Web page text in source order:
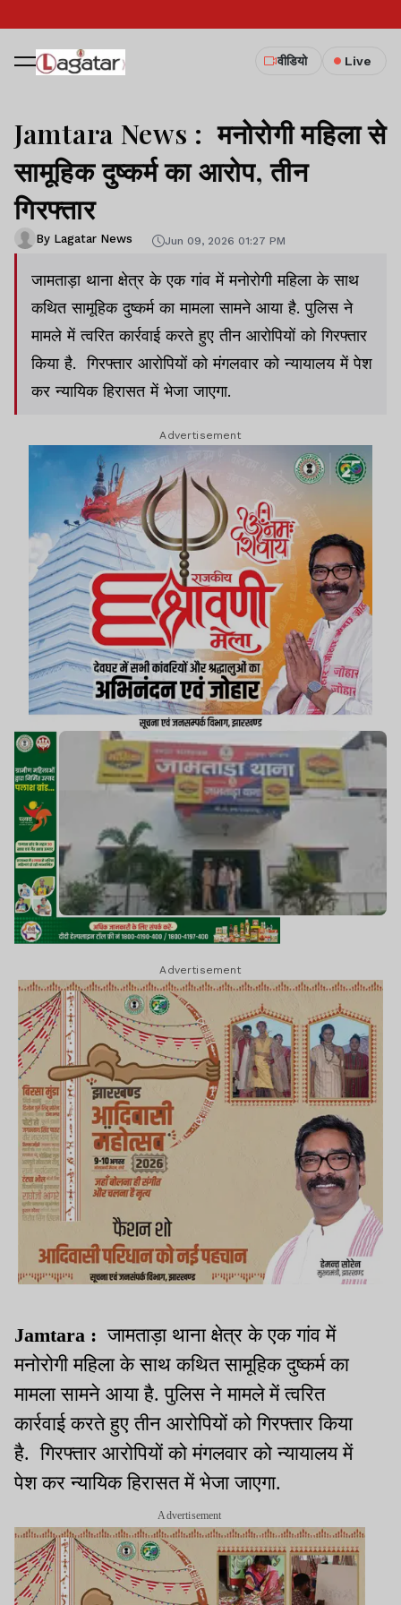
वीडियो Live
Jamtara News : मनोरोगी महिला से
सामूहिक दुष्कर्म का आरोप, तीन
गिरफ्तार
By Lagatar News Jun 09, 2026 01:27 PM
जामताड़ा थाना क्षेत्र के एक गांव में मनोरोगी महिला के साथ
कथित सामूहिक दुष्कर्म का मामला सामने आया है. पुलिस ने
मामले में त्वरित कार्रवाई करते हुए तीन आरोपियों को गिरफ्तार
किया है. गिरफ्तार आरोपियों को मंगलवार को न्यायालय में पेश
कर न्यायिक हिरासत में भेजा जाएगा.
Advertisement
Advertisement
Jamtara : जामताड़ा थाना क्षेत्र के एक गांव में
मनोरोगी महिला के साथ कथित सामूहिक दुष्कर्म का
मामला सामने आया है. पुलिस ने मामले में त्वरित
कार्रवाई करते हुए तीन आरोपियों को गिरफ्तार किया
है. गिरफ्तार आरोपियों को मंगलवार को न्यायालय में
पेश कर न्यायिक हिरासत में भेजा जाएगा.
Advertisement